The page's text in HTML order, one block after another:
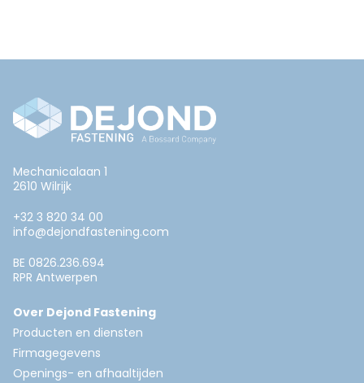
Mechanicalaan 1
2610 Wilrijk
+32 3 820 34 00
info@dejondfastening.com
BE 0826.236.694
RPR Antwerpen
Over Dejond Fastening
Producten en diensten
Firmagegevens
Openings- en afhaaltijden